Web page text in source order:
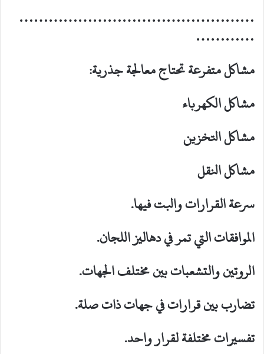
…………………………………………
…………
مشاكل متفرعة تحتاج معالجة جذرية:
مشاكل الكهرباء
مشاكل التخزين
مشاكل النقل
سرعة القرارات والبت فيها.
الموافقات التي تمر في دهاليز اللجان.
الروتين والتشعبات بين مختلف الجهات.
تضارب بين قرارات في جهات ذات صلة.
تفسيرات مختلفة لقرار واحد.